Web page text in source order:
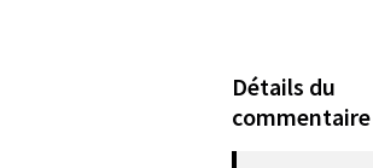
Détails du
commentaire